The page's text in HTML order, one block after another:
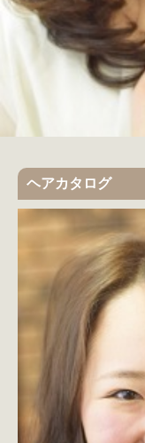
ヘアカタログ